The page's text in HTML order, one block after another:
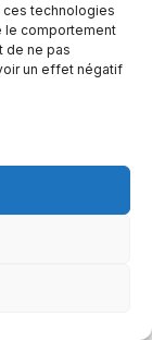
ces technologies
le comportement
de ne pas
un effet négatif